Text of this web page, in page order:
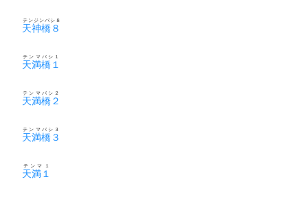
天神橋８
テンジンバシ８
天満橋１
テンマバシ１
天満橋２
テンマバシ２
天満橋３
テンマバシ３
天満１
テンマ１